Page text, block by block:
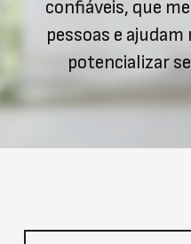
confiáveis, que
pessoas e
potencializar